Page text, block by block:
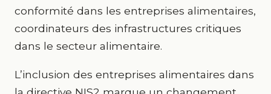
conformité dans les entreprises alimentaires,
coordinateurs des infrastructures critiques
dans le secteur alimentaire.
L’inclusion des entreprises alimentaires dans